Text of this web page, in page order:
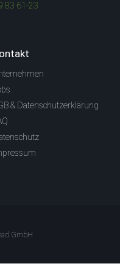
83 61-23
& Datenschutzerklärung
GmbH